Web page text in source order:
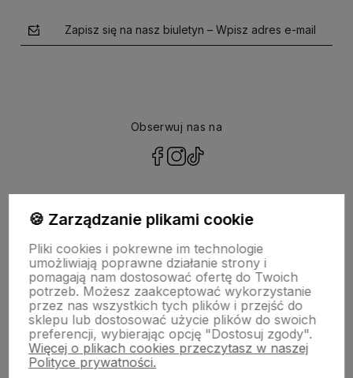
Zapisz się na nasz biuletyn – Wpisz adres e-mail
Obserwuj nas na
NASZA SELEKCJA
POMOC
KONTO
🍪 Zarządzanie plikami cookie
Pliki cookies i pokrewne im technologie
umożliwiają poprawne działanie strony i
pomagają nam dostosować ofertę do Twoich
potrzeb. Możesz zaakceptować wykorzystanie
przez nas wszystkich tych plików i przejść do
sklepu lub dostosować użycie plików do swoich
preferencji, wybierając opcję "Dostosuj zgody".
Więcej o plikach cookies przeczytasz w naszej
Polityce prywatności.